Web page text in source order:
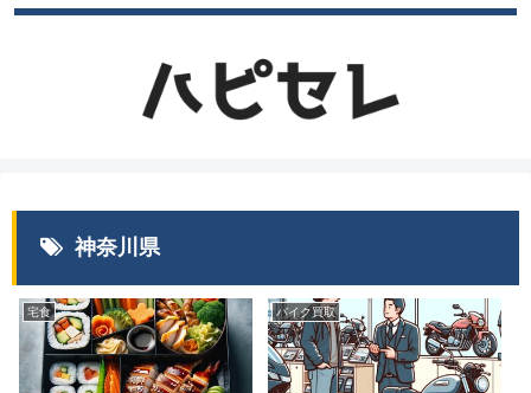
神奈川県
宅食 バイク買取